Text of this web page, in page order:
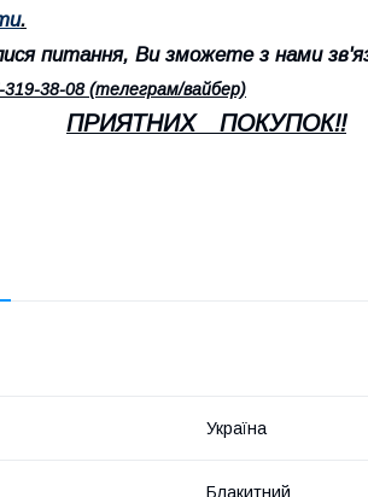
.
питання, Ви зможете з нами
38-08 (телеграм/вайбер)
ПРИЯТНИХ ПОКУПОК!!
Україна
Блакитний